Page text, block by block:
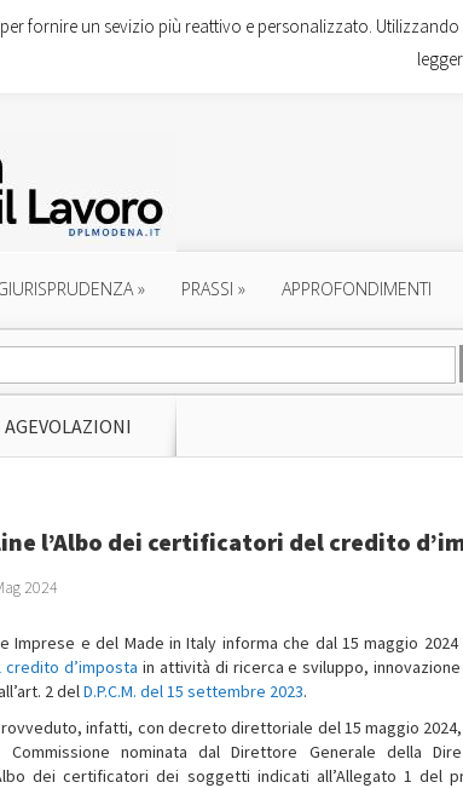
» PRASSI » APPROFONDIMENTI
AGEVOLAZIONI
l’Albo dei certificatori del credito
2024
Imprese e del Made in Italy informa che dal 15 maggio
d’imposta in attività di ricerca e sviluppo,
2 delD.P.C.M. del 15 settembre 2023.
infatti, con decreto direttoriale del 15 maggio
Commissione nominata dal Direttore Generale della
dei certificatori dei soggetti indicati all’Allegato 1 del
fornire un sevizio più reattivo e personalizzato.